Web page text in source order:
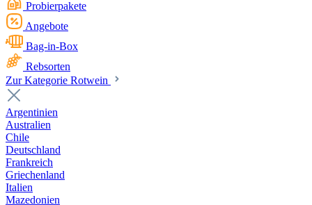
Probierpakete
Angebote
Bag-in-Box
Rebsorten
Zur Kategorie Rotwein
Argentinien
Australien
Chile
Deutschland
Frankreich
Griechenland
Italien
Mazedonien